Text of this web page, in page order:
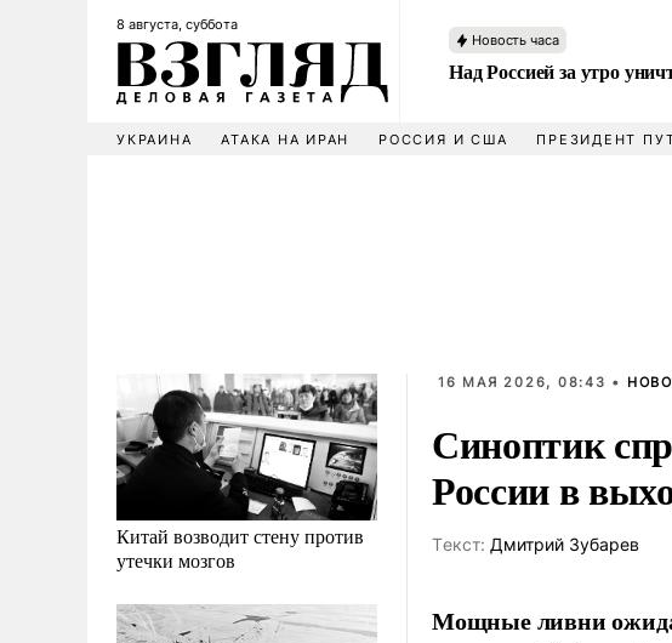
8 августа, суббота
Новость часа
Над Россией за утро
УКРАИНА АТАКА НА ИРАН РОССИЯ И США ПРЕЗИДЕНТ
Китай возводит стену против
утечки мозгов
16 МАЯ 2026, 08:43 •
Синоптик
России в
Tекст: Дмитрий Зубарев
Мощные ливни